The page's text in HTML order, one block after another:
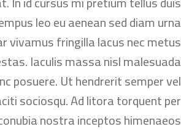
leo eu aenean sed diam urna
vivamus fringilla lacus nec metus
Iaculis massa nisl malesuada
posuere. Ut hendrerit semper vel
sociosqu. Ad litora torquent per
nostra inceptos himenaeos.